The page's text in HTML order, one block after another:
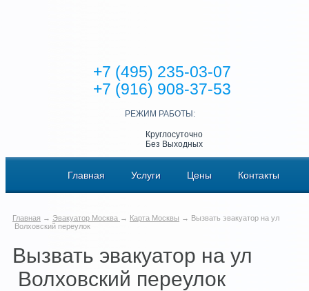
+7 (495) 235-03-07
+7 (916) 908-37-53
РЕЖИМ РАБОТЫ:
Круглосуточно
Без Выходных
Главная Услуги Цены Контакты
Главная → Эвакуатор Москва → Карта Москвы → Вызвать эвакуатор на ул
Волховский переулок
Вызвать эвакуатор на ул
Волховский переулок